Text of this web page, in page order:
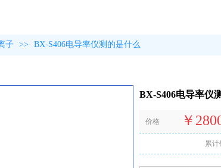
子 >> BX-S406电导率仪测的是什么
BX-S406电导率仪
价格 ￥
累